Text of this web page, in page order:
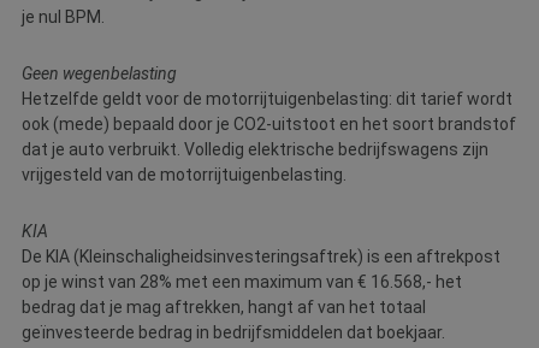
je nul BPM.
Geen wegenbelasting
Hetzelfde geldt voor de motorrijtuigenbelasting: dit tarief wordt
ook (mede) bepaald door je CO2-uitstoot en het soort brandstof
dat je auto verbruikt. Volledig elektrische bedrijfswagens zijn
vrijgesteld van de motorrijtuigenbelasting.
KIA
De KIA (Kleinschaligheidsinvesteringsaftrek) is een aftrekpost
op je winst van 28% met een maximum van € 16.568,- het
bedrag dat je mag aftrekken, hangt af van het totaal
geïnvesteerde bedrag in bedrijfsmiddelen dat boekjaar.